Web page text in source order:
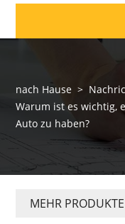
nach Hause >
Warum ist es wichtig,
Auto zu haben?
MEHR PRODUKTE